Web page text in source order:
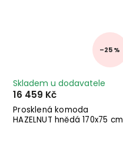
–25 %
Prosklená komoda
HAZELNUT hnědá 170x75 cm
Skladem u dodavatele
16 459 Kč